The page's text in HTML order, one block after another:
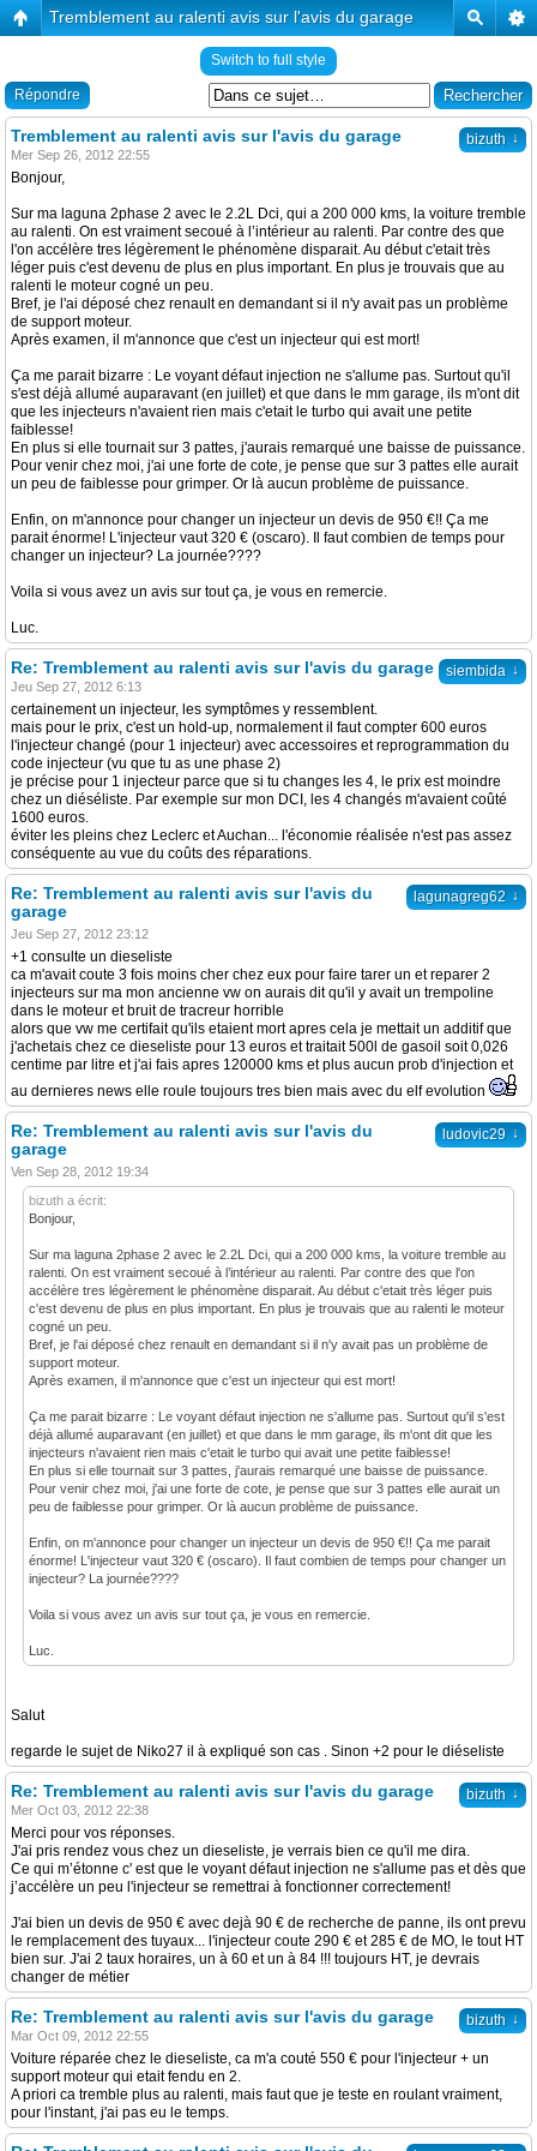
Tremblement au ralenti avis sur l'avis du garage
Switch to full style
Répondre
bizuth ↓
Tremblement au ralenti avis sur l'avis du garage
Mer Sep 26, 2012 22:55
Bonjour,
Sur ma laguna 2phase 2 avec le 2.2L Dci, qui a 200 000 kms, la voiture tremble
au ralenti. On est vraiment secoué à l’intérieur au ralenti. Par contre des que
l'on accélère tres légèrement le phénomène disparait. Au début c'etait très
léger puis c'est devenu de plus en plus important. En plus je trouvais que au
ralenti le moteur cogné un peu.
Bref, je l'ai déposé chez renault en demandant si il n'y avait pas un problème
de support moteur.
Après examen, il m'annonce que c'est un injecteur qui est mort!
Ça me parait bizarre : Le voyant défaut injection ne s'allume pas. Surtout qu'il
s'est déjà allumé auparavant (en juillet) et que dans le mm garage, ils m'ont dit
que les injecteurs n'avaient rien mais c'etait le turbo qui avait une petite
faiblesse!
En plus si elle tournait sur 3 pattes, j'aurais remarqué une baisse de puissance.
Pour venir chez moi, j'ai une forte de cote, je pense que sur 3 pattes elle aurait
un peu de faiblesse pour grimper. Or là aucun problème de puissance.
Enfin, on m'annonce pour changer un injecteur un devis de 950 €!! Ça me
parait énorme! L'injecteur vaut 320 € (oscaro). Il faut combien de temps pour
changer un injecteur? La journée????
Voila si vous avez un avis sur tout ça, je vous en remercie.
Luc.
siembida ↓
Re: Tremblement au ralenti avis sur l'avis du garage
Jeu Sep 27, 2012 6:13
certainement un injecteur, les symptômes y ressemblent.
mais pour le prix, c'est un hold-up, normalement il faut compter 600 euros
l'injecteur changé (pour 1 injecteur) avec accessoires et reprogrammation du
code injecteur (vu que tu as une phase 2)
je précise pour 1 injecteur parce que si tu changes les 4, le prix est moindre
chez un diéséliste. Par exemple sur mon DCI, les 4 changés m'avaient coûté
1600 euros.
éviter les pleins chez Leclerc et Auchan... l'économie réalisée n'est pas assez
conséquente au vue du coûts des réparations.
lagunagreg62 ↓
Re: Tremblement au ralenti avis sur l'avis du
garage
Jeu Sep 27, 2012 23:12
+1 consulte un dieseliste
ca m'avait coute 3 fois moins cher chez eux pour faire tarer un et reparer 2
injecteurs sur ma mon ancienne vw on aurais dit qu'il y avait un trempoline
dans le moteur et bruit de tracreur horrible
alors que vw me certifait qu'ils etaient mort apres cela je mettait un additif que
j'achetais chez ce dieseliste pour 13 euros et traitait 500l de gasoil soit 0,026
centime par litre et j'ai fais apres 120000 kms et plus aucun prob d'injection et
au dernieres news elle roule toujours tres bien mais avec du elf evolution
ludovic29 ↓
Re: Tremblement au ralenti avis sur l'avis du
garage
Ven Sep 28, 2012 19:34
bizuth a écrit:
Bonjour,
Sur ma laguna 2phase 2 avec le 2.2L Dci, qui a 200 000 kms, la voiture tremble au
ralenti. On est vraiment secoué à l’intérieur au ralenti. Par contre des que l'on
accélère tres légèrement le phénomène disparait. Au début c'etait très léger puis
c'est devenu de plus en plus important. En plus je trouvais que au ralenti le moteur
cogné un peu.
Bref, je l'ai déposé chez renault en demandant si il n'y avait pas un problème de
support moteur.
Après examen, il m'annonce que c'est un injecteur qui est mort!
Ça me parait bizarre : Le voyant défaut injection ne s'allume pas. Surtout qu'il s'est
déjà allumé auparavant (en juillet) et que dans le mm garage, ils m'ont dit que les
injecteurs n'avaient rien mais c'etait le turbo qui avait une petite faiblesse!
En plus si elle tournait sur 3 pattes, j'aurais remarqué une baisse de puissance.
Pour venir chez moi, j'ai une forte de cote, je pense que sur 3 pattes elle aurait un
peu de faiblesse pour grimper. Or là aucun problème de puissance.
Enfin, on m'annonce pour changer un injecteur un devis de 950 €!! Ça me parait
énorme! L'injecteur vaut 320 € (oscaro). Il faut combien de temps pour changer un
injecteur? La journée????
Voila si vous avez un avis sur tout ça, je vous en remercie.
Luc.
Salut
regarde le sujet de Niko27 il à expliqué son cas . Sinon +2 pour le diéseliste
bizuth ↓
Re: Tremblement au ralenti avis sur l'avis du garage
Mer Oct 03, 2012 22:38
Merci pour vos réponses.
J'ai pris rendez vous chez un dieseliste, je verrais bien ce qu'il me dira.
Ce qui m’étonne c' est que le voyant défaut injection ne s'allume pas et dès que
j’accélère un peu l'injecteur se remettrai à fonctionner correctement!
J'ai bien un devis de 950 € avec dejà 90 € de recherche de panne, ils ont prevu
le remplacement des tuyaux... l'injecteur coute 290 € et 285 € de MO, le tout HT
bien sur. J'ai 2 taux horaires, un à 60 et un à 84 !!! toujours HT, je devrais
changer de métier
bizuth ↓
Re: Tremblement au ralenti avis sur l'avis du garage
Mar Oct 09, 2012 22:55
Voiture réparée chez le dieseliste, ca m'a couté 550 € pour l'injecteur + un
support moteur qui etait fendu en 2.
A priori ca tremble plus au ralenti, mais faut que je teste en roulant vraiment,
pour l'instant, j'ai pas eu le temps.